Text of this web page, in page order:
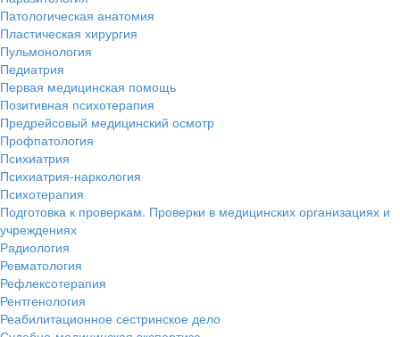
Патологическая анатомия
Пластическая хирургия
Пульмонология
Педиатрия
Первая медицинская помощь
Позитивная психотерапия
Предрейсовый медицинский осмотр
Профпатология
Психиатрия
Психиатрия-наркология
Психотерапия
Подготовка к проверкам. Проверки в медицинских организациях и
учреждениях
Радиология
Ревматология
Рефлексотерапия
Рентгенология
Реабилитационное сестринское дело